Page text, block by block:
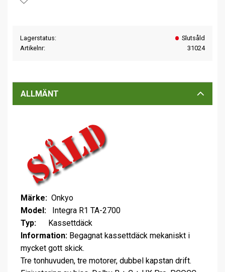
Lägg till i favoriter
Lagerstatus
Slutsåld
Artikelnr
31024
ALLMÄNT
Märke: Onkyo
Model: Integra R1 TA-2700
Typ: Kassettdäck
Information: Begagnat kassettdäck mekaniskt i
mycket gott skick.
Tre tonhuvuden, tre motorer, dubbel kapstan drift.